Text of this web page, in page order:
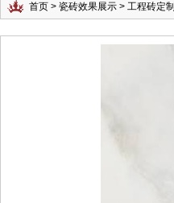
首页 > 瓷砖效果展示 > 工程砖定制